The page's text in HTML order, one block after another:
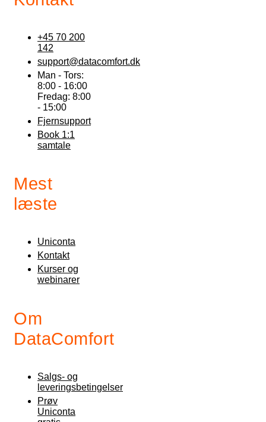
+45 70 200
142
support@datacomfort.dk
Man - Tors:
8:00 - 16:00
Fredag: 8:00
- 15:00
Fjernsupport
Book 1:1
samtale
Mest
læste
Uniconta
Kontakt
Kurser og
webinarer
Om
DataComfort
Salgs- og
leveringsbetingelser
Prøv
Uniconta